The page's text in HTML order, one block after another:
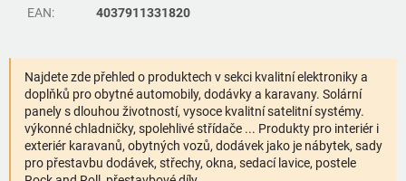
EAN: 4037911331820
Najdete zde přehled o produktech v sekci kvalitní elektroniky a
doplňků pro obytné automobily, dodávky a karavany. Solární
panely s dlouhou životností, vysoce kvalitní satelitní systémy.
výkonné chladničky, spolehlivé střídače ... Produkty pro interiér i
exteriér karavanů, obytných vozů, dodávek jako je nábytek, sady
pro přestavbu dodávek, střechy, okna, sedací lavice, postele